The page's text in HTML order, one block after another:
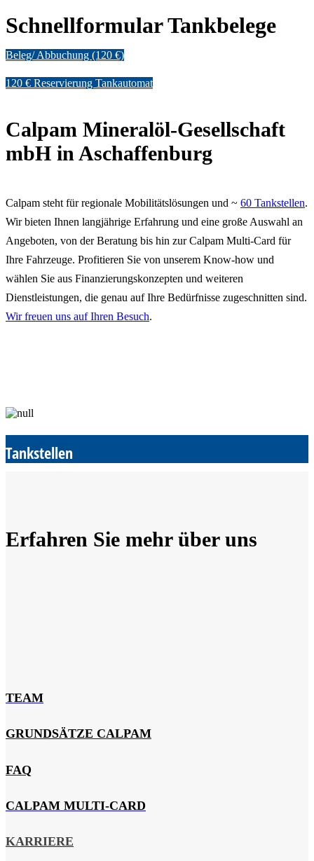
Schnellformular Tankbelege
Beleg/ Abbuchung (120 €)
120 € Reservierung Tankautomat
Calpam Mineralöl-Gesellschaft
mbH in Aschaffenburg
Calpam steht für regionale Mobilitätslösungen und ~ 60 Tankstellen.
Wir bieten Ihnen langjährige Erfahrung und eine große Auswahl an
Angeboten, von der Beratung bis hin zur Calpam Multi-Card für
Ihre Fahrzeuge. Profitieren Sie von unserem Know-how und
wählen Sie aus Finanzierungskonzepten und weiteren
Dienstleistungen, die genau auf Ihre Bedürfnisse zugeschnitten sind.
Wir freuen uns auf Ihren Besuch.
Tankstellen
Erfahren Sie mehr über uns
TEAM
GRUNDSÄTZE CALPAM
FAQ
CALPAM MULTI-CARD
KARRIERE